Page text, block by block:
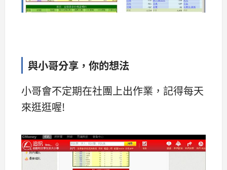
與小哥分享，你的想法
小哥會不定期在社團上出作業，記得每天
來逛逛喔!